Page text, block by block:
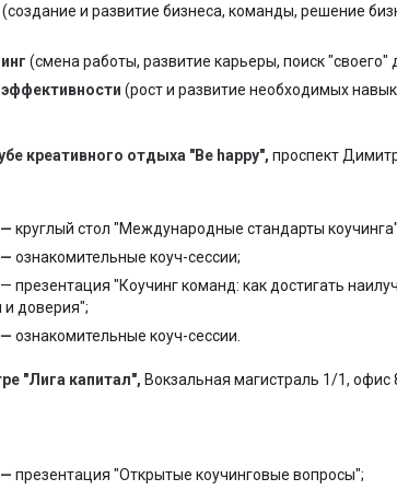
(создание и развитие бизнеса, команды, решение
(смена работы, развитие карьеры, поиск "своего"
(рост и развитие необходимых
креативного отдыха "Be happy", проспект
круглый стол "Международные стандарты
ознакомительные коуч-сессии;
презентация "Коучинг команд: как достигать
и доверия";
ознакомительные коуч-сессии.
"Лига капитал", Вокзальная магистраль 1/1, офис
презентация "Открытые коучинговые вопросы";